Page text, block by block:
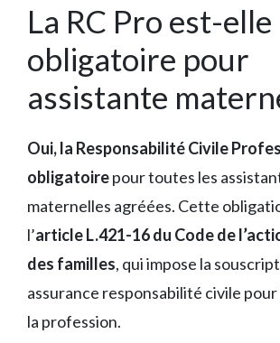
La RC Pro est-elle
obligatoire pour
assistante
Oui, la Responsabilité Civile
obligatoirepour toutes les
maternelles agréées. Cette
l’article L.421-16 du Code de
des familles, qui impose la
assurance responsabilité civile pour
la profession.